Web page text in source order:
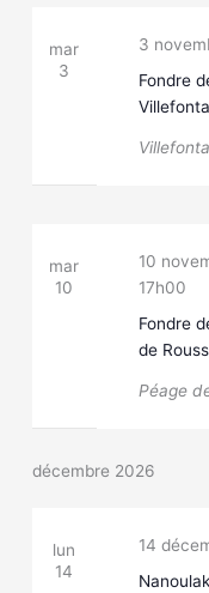
mar
3
Fondre
3
mar
10
Fondre
de
10
17h00
Péage
décembre 2026
lun
14
14